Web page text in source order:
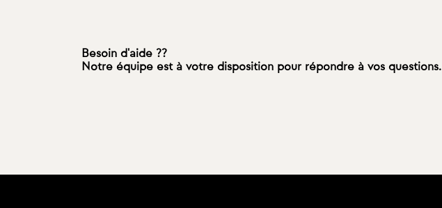
Besoin d'aide ??
Notre équipe est à votre disposition pour répondre à vos questions.